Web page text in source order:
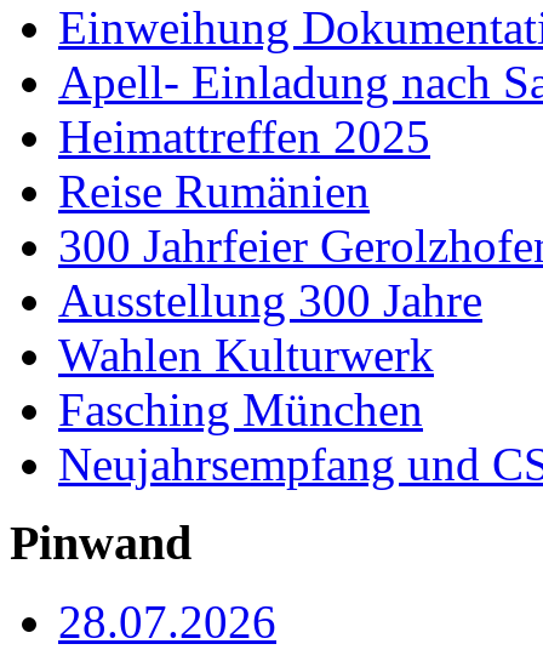
Einweihung
Apell- Einladung nach
Heimattreffen 2025
Reise Rumänien
300 Jahrfeier
Ausstellung 300 Jahre
Wahlen Kulturwerk
Fasching München
Neujahrsempfang und
Pinwand
28.07.2026